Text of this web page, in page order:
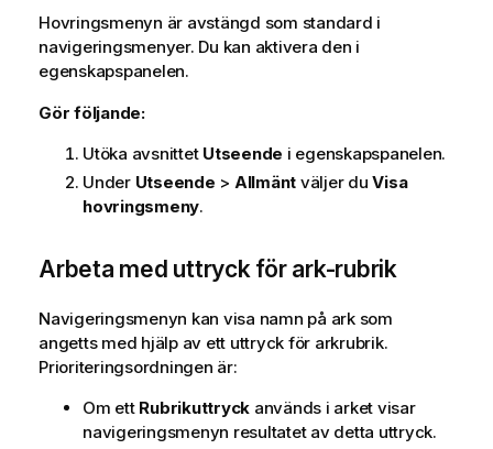
Hovringsmenyn är avstängd som standard i
navigeringsmenyer. Du kan aktivera den i
egenskapspanelen.
Gör följande:
Utöka avsnittet Utseende i egenskapspanelen.
Under Utseende > Allmänt väljer duVisa
hovringsmeny.
Arbeta med uttryck för ark-rubrik
Navigeringsmenyn kan visa namn på ark som
angetts med hjälp av ett uttryck för arkrubrik.
Prioriteringsordningen är:
Om ett Rubrikuttryck används i arket visar
navigeringsmenyn resultatet av detta uttryck.